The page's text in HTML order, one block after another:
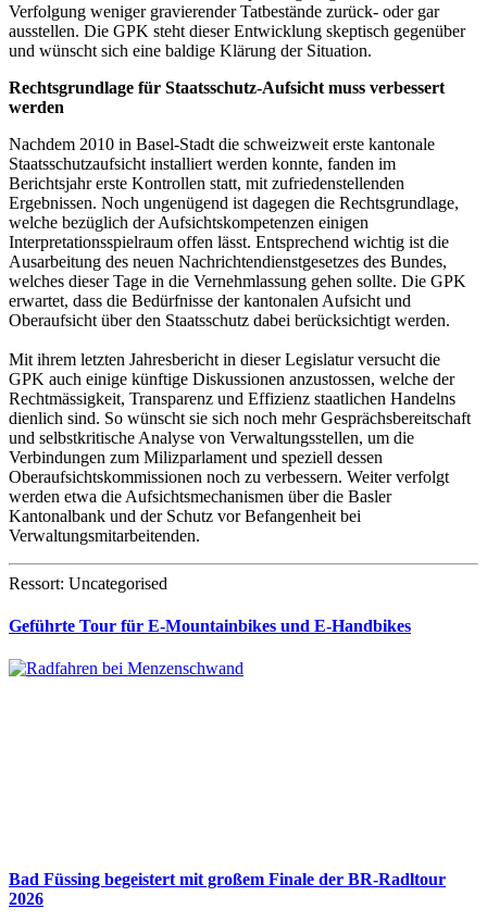
Verfolgung weniger gravierender Tatbestände zurück- oder gar
ausstellen. Die GPK steht dieser Entwicklung skeptisch gegenüber
und wünscht sich eine baldige Klärung der Situation.
Rechtsgrundlage für Staatsschutz-Aufsicht muss verbessert
werden
Nachdem 2010 in Basel-Stadt die schweizweit erste kantonale
Staatsschutzaufsicht installiert werden konnte, fanden im
Berichtsjahr erste Kontrollen statt, mit zufriedenstellenden
Ergebnissen. Noch ungenügend ist dagegen die Rechtsgrundlage,
welche bezüglich der Aufsichtskompetenzen einigen
Interpretationsspielraum offen lässt. Entsprechend wichtig ist die
Ausarbeitung des neuen Nachrichtendienstgesetzes des Bundes,
welches dieser Tage in die Vernehmlassung gehen sollte. Die GPK
erwartet, dass die Bedürfnisse der kantonalen Aufsicht und
Oberaufsicht über den Staatsschutz dabei berücksichtigt werden.
Mit ihrem letzten Jahresbericht in dieser Legislatur versucht die
GPK auch einige künftige Diskussionen anzustossen, welche der
Rechtmässigkeit, Transparenz und Effizienz staatlichen Handelns
dienlich sind. So wünscht sie sich noch mehr Gesprächsbereitschaft
und selbstkritische Analyse von Verwaltungsstellen, um die
Verbindungen zum Milizparlament und speziell dessen
Oberaufsichtskommissionen noch zu verbessern. Weiter verfolgt
werden etwa die Aufsichtsmechanismen über die Basler
Kantonalbank und der Schutz vor Befangenheit bei
Verwaltungsmitarbeitenden.
Ressort: Uncategorised
Geführte Tour für E-Mountainbikes und E-Handbikes
Bad Füssing begeistert mit großem Finale der BR-Radltour
2026